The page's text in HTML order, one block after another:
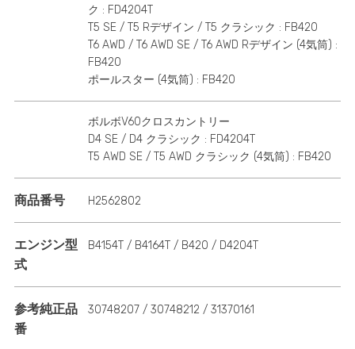
ク : FD4204T
T5 SE / T5 Rデザイン / T5 クラシック : FB420
T6 AWD / T6 AWD SE / T6 AWD Rデザイン (4気筒) :
FB420
ポールスター (4気筒) : FB420
ボルボV60クロスカントリー
D4 SE / D4 クラシック : FD4204T
T5 AWD SE / T5 AWD クラシック (4気筒) : FB420
商品番号 H2562802
エンジン型
式
B4154T / B4164T / B420 / D4204T
参考純正品
番
30748207 / 30748212 / 31370161